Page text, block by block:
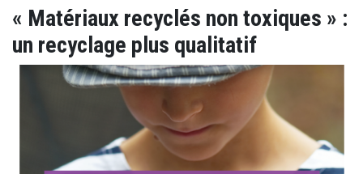
« Matériaux recyclés non toxiques » :
un recyclage plus qualitatif